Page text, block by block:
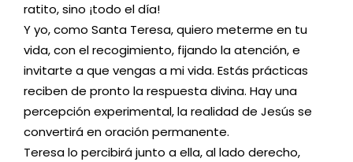
ratito, sino ¡todo el día!
Y yo, como Santa Teresa, quiero meterme en tu
vida, con el recogimiento, fijando la atención, e
invitarte a que vengas a mi vida. Estás prácticas
reciben de pronto la respuesta divina. Hay una
percepción experimental, la realidad de Jesús se
convertirá en oración permanente.
Teresa lo percibirá junto a ella, al lado derecho,